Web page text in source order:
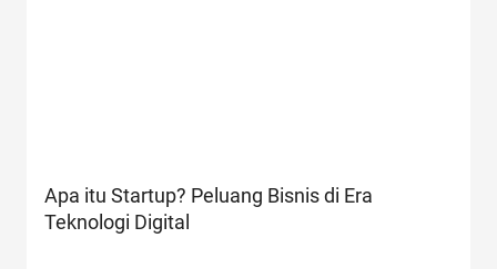
Apa itu Startup? Peluang Bisnis di Era
Teknologi Digital